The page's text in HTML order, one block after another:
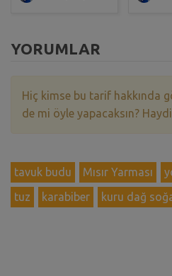
YORUMLAR
Hiç kimse bu tarif hakkında
de mi öyle yapacaksın?
tavuk budu Mısır Yarması
tuz
karabiber kuru dağ